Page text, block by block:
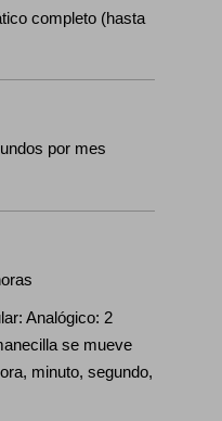
(hasta
por mes
horas
2
se mueve
minuto, segundo,